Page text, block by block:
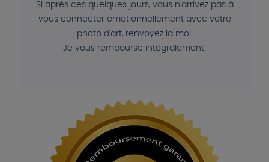
Si après ces quelques jours, vous n'arrivez pas à
vous connecter émotionnellement avec votre
photo d'art, renvoyez la moi.
Je vous rembourse intégralement.